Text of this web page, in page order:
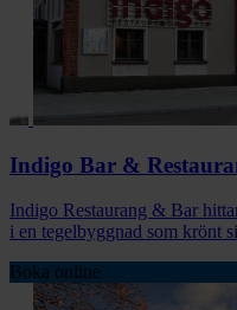
Indigo Bar &
Indigo Restaurang & Bar
i en tegelbyggnad som krönt
Boka online